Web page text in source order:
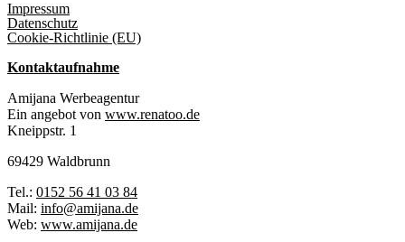
Impressum
Datenschutz
Cookie-Richtlinie (EU)
Kontaktaufnahme
Amijana Werbeagentur
Ein angebot von www.renatoo.de
Kneippstr. 1
69429 Waldbrunn
Tel.: 0152 56 41 03 84
Mail: info@amijana.de
Web: www.amijana.de